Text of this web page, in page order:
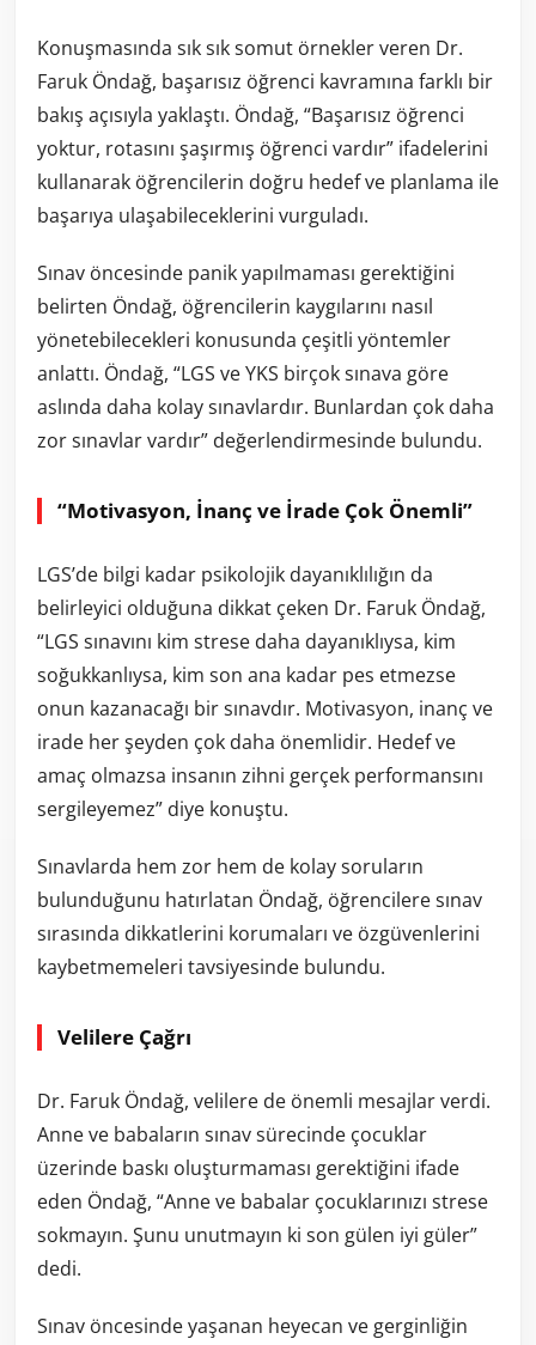
Konuşmasında sık sık somut örnekler veren Dr.
Faruk Öndağ, başarısız öğrenci kavramına farklı bir
bakış açısıyla yaklaştı. Öndağ, “Başarısız öğrenci
yoktur, rotasını şaşırmış öğrenci vardır” ifadelerini
kullanarak öğrencilerin doğru hedef ve planlama ile
başarıya ulaşabileceklerini vurguladı.
Sınav öncesinde panik yapılmaması gerektiğini
belirten Öndağ, öğrencilerin kaygılarını nasıl
yönetebilecekleri konusunda çeşitli yöntemler
anlattı. Öndağ, “LGS ve YKS birçok sınava göre
aslında daha kolay sınavlardır. Bunlardan çok daha
zor sınavlar vardır” değerlendirmesinde bulundu.
“Motivasyon, İnanç ve İrade Çok Önemli”
LGS’de bilgi kadar psikolojik dayanıklılığın da
belirleyici olduğuna dikkat çeken Dr. Faruk Öndağ,
“LGS sınavını kim strese daha dayanıklıysa, kim
soğukkanlıysa, kim son ana kadar pes etmezse
onun kazanacağı bir sınavdır. Motivasyon, inanç ve
irade her şeyden çok daha önemlidir. Hedef ve
amaç olmazsa insanın zihni gerçek performansını
sergileyemez” diye konuştu.
Sınavlarda hem zor hem de kolay soruların
bulunduğunu hatırlatan Öndağ, öğrencilere sınav
sırasında dikkatlerini korumaları ve özgüvenlerini
kaybetmemeleri tavsiyesinde bulundu.
Velilere Çağrı
Dr. Faruk Öndağ, velilere de önemli mesajlar verdi.
Anne ve babaların sınav sürecinde çocuklar
üzerinde baskı oluşturmaması gerektiğini ifade
eden Öndağ, “Anne ve babalar çocuklarınızı strese
sokmayın. Şunu unutmayın ki son gülen iyi güler”
dedi.
Sınav öncesinde yaşanan heyecan ve gerginliğin